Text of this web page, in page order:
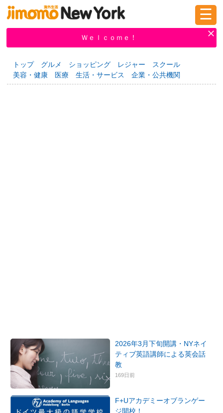
新規登録
掲示板 タウン情報 教えて！
☰
Ｗｅｌｃｏｍｅ！
トップ グルメ ショッピング レジャー
スクール
美容・健康
医療 生活・サービス 企業・公共機関
2026年3月下旬開講・NYネイ
ティブ英語講師による英会話
教
169日前
F+Uアカデミーオブランゲー
ジ開校！